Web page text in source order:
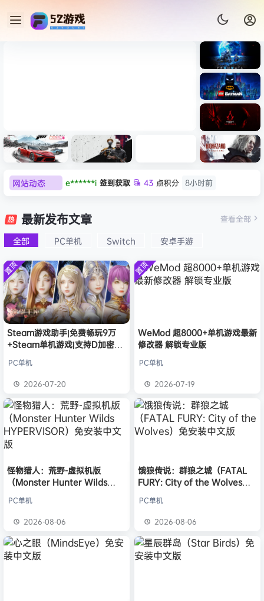
Light ）免安装中文版
+修改器
《识质存
在/PRAG
MATA》
免安装中
文版
《乐高蝙
蝠侠：黑
暗骑士之
Batman:
Dark
条：
Creed
拟机
速：地平
线
6（Forza
Horizon
6）免安装
中文版
心/Atomi
c
Heart》
文版
n Desert
HYPERVI
SOR）免
安装中文
版
9：安魂
Requiem
）免安装
中文版
网站动态 e******i 签到获取 43 点积分 8小时前
欢迎 e******i
普洱 签到获取
欢迎普洱 加入本站
欢迎c***s 加入本站
8月6日
欢迎V****y 加入本站 8月6日
欢迎j***j 加入本站
欢迎1******4 加入本站
l***g 签到获取 28 点积分 8月5日
w******g 签到获取 49 点积分 8月4日
加入本站 8月4日
6小时前
最新发布文章
全部 PC单机 Switch 安卓手游
查看全部
置顶
Steam游戏助手|免费畅玩9万
+Steam单机游戏|支持D加密以
PC单机
2026-07-20
置顶
WeMod 超8000+单机游戏最新
修改器 解锁专业版
PC单机
2026-07-19
怪物猎人：荒野-虚拟机版
（Monster Hunter Wilds
PC单机
2026-08-06
饿狼传说：群狼之城（FATAL
FURY: City of the Wolves）
PC单机
2026-08-06